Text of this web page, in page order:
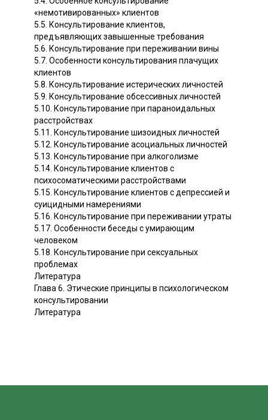
«немотивированных» клиентов
5.5. Консультирование клиентов,
предъявляющих завышенные требования
5.6. Консультирование при переживании вины
5.7. Особенности консультирования плачущих
клиентов
5.8. Консультирование истерических личностей
5.9. Консультирование обсессивных личностей
5.10. Консультирование при параноидальных
расстройствах
5.11. Консультирование шизоидных личностей
5.12. Консультирование асоциальных личностей
5.13. Консультирование при алкоголизме
5.14. Консультирование клиентов с
психосоматическими расстройствами
5.15. Консультирование клиентов с депрессией и
суицидными намерениями
5.16. Консультирование при переживании утраты
5.17. Особенности беседы с умирающим
человеком
5.18. Консультирование при сексуальных
проблемах
Литература
Глава 6. Этические принципы в психологическом
консультировании
Литература